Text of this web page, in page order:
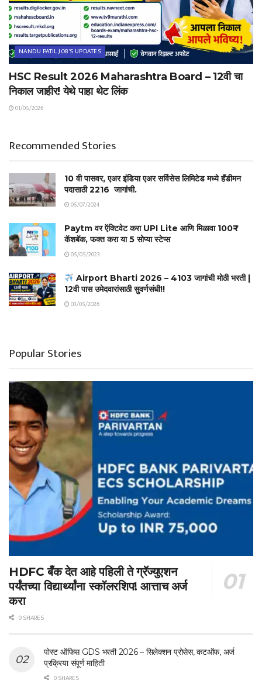
NANDU PATIL JOB'S UPDATES
HSC Result 2026 Maharashtra Board – 12वी चा
निकाल जाहीर! येथे पाहा थेट लिंक
01/05/2026
Recommended Stories
10 वी पासवर, एअर इंडिया एअर सर्विसेस लिमिटेड मध्ये हॅंडीमन
पदासाठी 2216 जागांची.
05/07/2024
Paytm वर ऍक्टिवेट करा UPI Lite आणि मिळावा 100₹
कॅशबॅक, फक्त करा या 5 सोप्या स्टेप्स
05/05/2023
Airport Bharti 2026 – 4103 जागांची मोठी भरती |
12वी पास उमेदवारांसाठी सुवर्णसंधी!!
03/05/2026
Popular Stories
HDFC बँक देत आहे पहिली ते ग्रॅज्युएशन
पर्यंतच्या विद्यार्थ्यांना स्कॉलरशिप! आत्ताच अर्ज
करा
0 SHARES
पोस्ट ऑफिस GDS भरती 2026 – सिलेक्शन प्रोसेस, कटऑफ, अर्ज
प्रक्रिया संपूर्ण माहिती